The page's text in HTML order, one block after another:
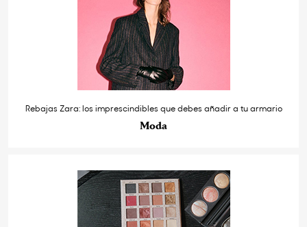
Rebajas Zara: los imprescindibles que debes añadir a tu armario
Moda